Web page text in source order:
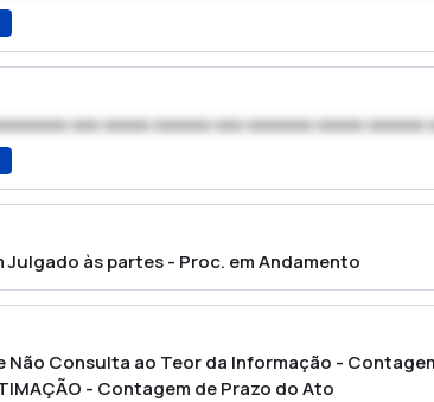
xxx xxxxx xxxxxx xxx xxxxxxx xxxxx xxxxxx
Julgado às partes - Proc. em Andamento
Não Consulta ao Teor da Informação -
- Contagem de Prazo do Ato